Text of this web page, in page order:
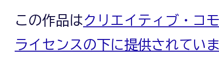
この作品はクリエイティブ・コ
ライセンスの下に提供されてい